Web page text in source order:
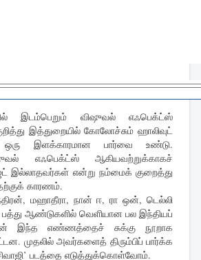
இடம்பெறும் விஷுவல் எஃபெக்ட்ஸ்
இத்துறையில் கோலோச்சும் ஹாலிவுட்
ஒரு இளக்காரமான பார்வை உண்டு.
எஃபெக்ட்ஸ் ஆகியவற்றுக்காகச்
இல்லாதவர்கள் என்று நம்மைக் குறைத்து
காரணம்.
மஹாதீரா, நான் ஈ, ரா ஒன், டெல்லி
பத்து ஆண்டுகளில் வெளியான பல இந்தியப்
இந்த எண்ணத்தைச் சுக்கு நூறாக
முதலில் அவர்களைத் திரும்பிப் பார்க்க
படத்தை எடுத்துக்கொள்வோம்.